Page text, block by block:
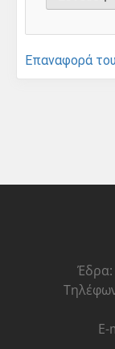
Επαναφορά
Έδρα: